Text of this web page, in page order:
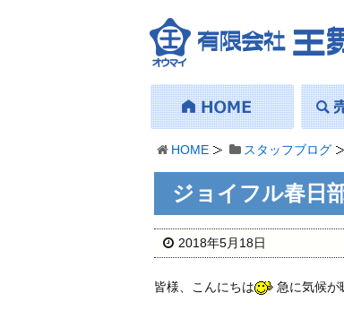
HOME スタッフブログ
ジョイフル春日
2018年5月18日
皆様、こんにちは 急に気候が